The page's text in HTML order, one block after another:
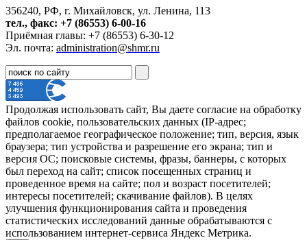
356240, РФ, г. Михайловск, ул. Ленина, 113
тел., факс: +7 (86553) 6-00-16
Приёмная главы: +7 (86553) 6-30-12
Эл. почта: administration@shmr.ru
Продолжая использовать сайт, Вы даете согласие на обработку
файлов cookie, пользовательских данных (IP-адрес;
предполагаемое географическое положение; тип, версия, язык
браузера; тип устройства и разрешение его экрана; тип и
версия ОС; поисковые системы, фразы, баннеры, с которых
был переход на сайт; список посещенных страниц и
проведенное время на сайте; пол и возраст посетителей;
интересы посетителей; скачивание файлов). В целях
улучшения функционирования сайта и проведения
статистических исследований данные обрабатываются с
использованием интернет-сервиса Яндекс Метрика.